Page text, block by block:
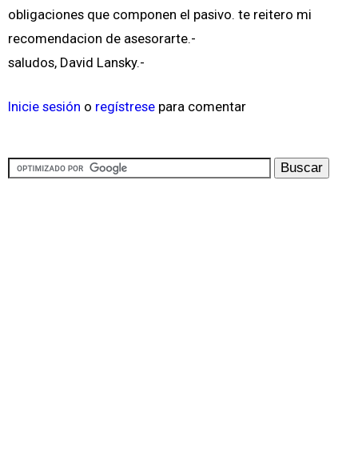
obligaciones que componen el pasivo. te reitero mi
recomendacion de asesorarte.-
saludos, David Lansky.-
Inicie sesión o regístrese para comentar